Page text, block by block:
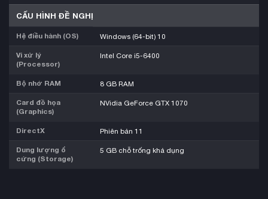
CẤU HÌNH ĐỀ NGHỊ
Hệ điều hành (OS) Windows (64-bit) 10
Vi xử lý
(Processor)
Intel Core i5-6400
Bộ nhớ RAM 8 GB RAM
Card đồ họa
(Graphics)
NVidia GeForce GTX 1070
DirectX Phiên bản 11
Dung lượng ổ
cứng (Storage)
5 GB chỗ trống khả dụng